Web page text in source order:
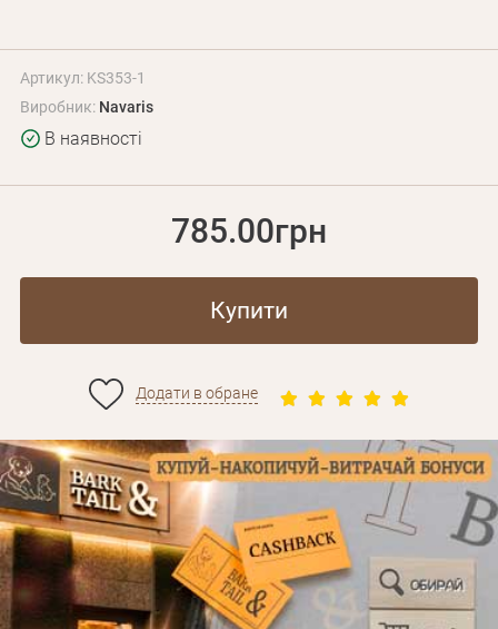
Артикул: KS353-1
Виробник: Navaris
В наявності
785.00грн
Купити
Додати в обране